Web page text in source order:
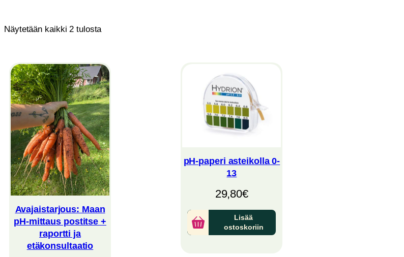
Näytetään kaikki 2 tulostaSorted
Avajaistarjous: Maan
pH-mittaus postitse +
raportti ja
etäkonsultaatio
pH-paperi asteikolla 0-
13
29,80€
Lisää
ostoskoriin